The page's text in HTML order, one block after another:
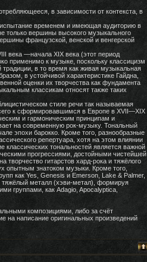
в зависимости от контекста, в
временем и имеющая аудиторию в
только вершины высокого музыкального
французской, венской и венгерской
века —начала XIX века (этот период
применимо к музыке, поскольку классицизм
традиции, в то время как живая музыкальная
в устойчивой характеристике Гайдна,
оценки их творчества как фундамента
классикам относят также таких
стиле речи так называемая
к сформировавшимся в Европе в XVII—XIX
и гармоническим принципам и
на современную рок-музыку. Тональный
эпохи барокко. Кроме того, разнообразные
репертуара, хотя на этом влиянии
классических тональностей является важной
прогрессиями, достойными чистейшей
творчество гитарстов хард-рока и тяжёлого
опытным знатоком музыки. Кроме того,
как Yes, Genesis и Emerson, Lake & Palmer,
тяжёлый металл (хэви-метал), формируя
группами, как Adagio, Apocalyptica,
композициями, либо за счёт
на написание оригинальных произведений